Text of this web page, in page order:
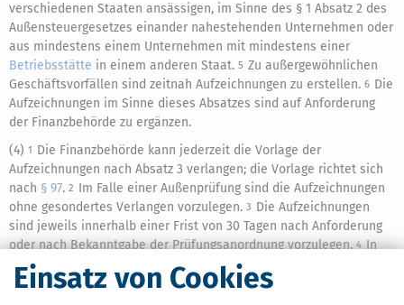
Einsatz von Cookies
verschiedenen Staaten ansässigen, im Sinne des § 1 Absatz 2 des
Außensteuergesetzes einander nahestehenden Unternehmen oder
aus mindestens einem Unternehmen mit mindestens einer
Betriebsstätte in einem anderen Staat. 5 Zu außergewöhnlichen
Geschäftsvorfällen sind zeitnah Aufzeichnungen zu erstellen. 6 Die
Aufzeichnungen im Sinne dieses Absatzes sind auf Anforderung
der Finanzbehörde zu ergänzen.
(4) 1 Die Finanzbehörde kann jederzeit die Vorlage der
Aufzeichnungen nach Absatz 3 verlangen; die Vorlage richtet sich
nach § 97. 2 Im Falle einer Außenprüfung sind die Aufzeichnungen
ohne gesondertes Verlangen vorzulegen. 3 Die Aufzeichnungen
sind jeweils innerhalb einer Frist von 30 Tagen nach Anforderung
oder nach Bekanntgabe der Prüfungsanordnung vorzulegen.4 In
begründeten Einzelfällen kann die Vorlagefrist verlängert werden.
(5) Um eine einheitliche Rechtsanwendung sicherzustellen, wird